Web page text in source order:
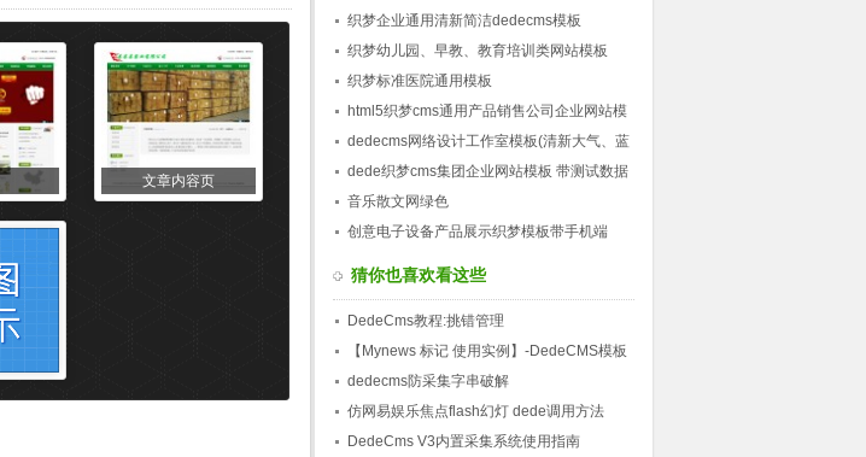
文章内容页
据
织梦企业通用清新简洁dedecms模板
织梦幼儿园、早教、教育培训类网站模板
织梦标准医院通用模板
html5织梦cms通用产品销售公司企业网站模
板 带图集
dedecms网络设计工作室模板(清新大气、蓝
色经典)
dede织梦cms集团企业网站模板 带测试数据
音乐散文网绿色
创意电子设备产品展示织梦模板带手机端
猜你也喜欢看这些
DedeCms教程:挑错管理
【Mynews 标记 使用实例】-DedeCMS模板
制作使用实例教程(9)
dedecms防采集字串破解
仿网易娱乐焦点flash幻灯 dede调用方法
DedeCms V3内置采集系统使用指南